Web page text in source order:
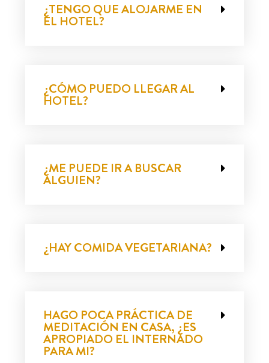
¿TENGO QUE ALOJARME EN
EL HOTEL?
¿CÓMO PUEDO LLEGAR AL
HOTEL?
¿ME PUEDE IR A BUSCAR
ALGUIEN?
¿HAY COMIDA VEGETARIANA?
HAGO POCA PRÁCTICA DE
MEDITACIÓN EN CASA, ¿ES
APROPIADO EL INTERNADO
PARA MI?